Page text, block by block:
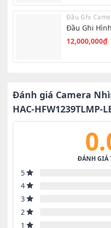
là:
1,999,000₫.
tại
là:
Đầu Ghi
Đầu Ghi
NVR 32
Giá
12,000,000₫
Giá
12,000,000₫.
Đánh giá Camera
HAC-HFW1239TLMP-
ĐÁNH GIÁ
5
4
3
2
1